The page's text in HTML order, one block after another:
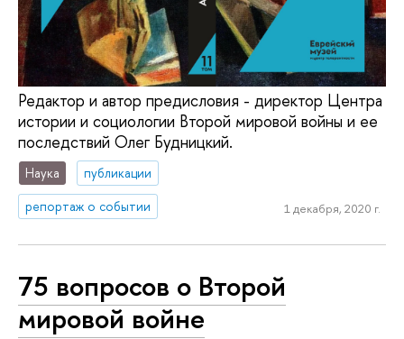
Редактор и автор предисловия - директор Центра
истории и социологии Второй мировой войны и ее
последствий Олег Будницкий.
Наука
публикации
репортаж о событии
1 декабря, 2020 г.
75 вопросов о Второй
мировой войне